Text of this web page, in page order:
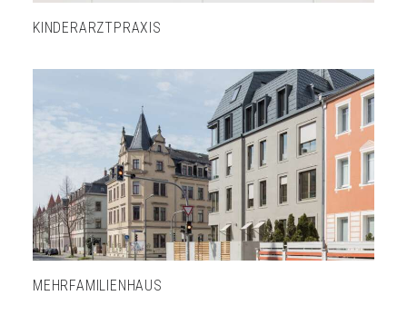
KINDERARZTPRAXIS
MEHRFAMILIENHAUS